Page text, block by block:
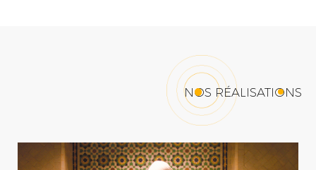
NOS RÉALISATIONS